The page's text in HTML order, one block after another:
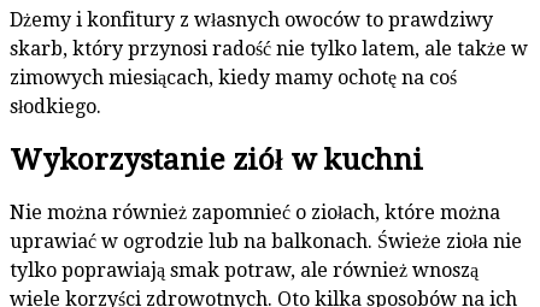
Dżemy i konfitury z własnych owoców to prawdziwy
skarb, który przynosi radość nie tylko latem, ale także w
zimowych miesiącach, kiedy mamy ochotę na coś
słodkiego.
Wykorzystanie ziół w kuchni
Nie można również zapomnieć o ziołach, które można
uprawiać w ogrodzie lub na balkonach. Świeże zioła nie
tylko poprawiają smak potraw, ale również wnoszą
wiele korzyści zdrowotnych. Oto kilka sposobów na ich